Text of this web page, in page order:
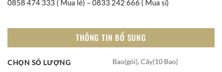
0858 474 333 ( Mua lẻ) – 0833 242 666 ( Mua sỉ)
THÔNG TIN BỔ SUNG
CHỌN SỐ LƯỢNG Bao(gói), Cây(10 Bao)